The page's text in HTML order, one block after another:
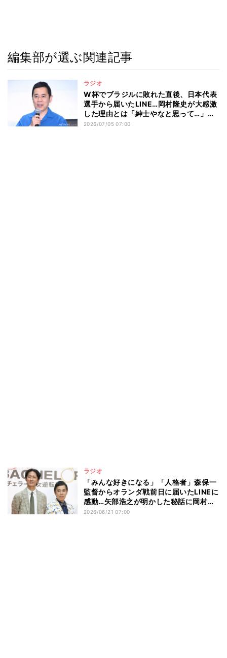
編集部が選ぶ関連記事
ラジオ
W杯でブラジルに敗れた直後、日本代表
選手から届いたLINE…岡村隆史が大感激
した理由とは「紳士やなと思って…」
「素晴らしい」
2026/07/05 07:00
ラジオ
「みんな好きになる」「人格者」森保一
監督からオランダ戦前日に届いたLINEに
感動…矢部浩之が明かした秘話に岡村隆
史も興奮
2026/06/21 07:00